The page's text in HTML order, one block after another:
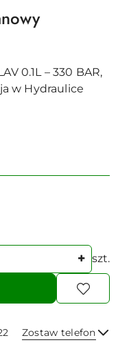
0.1L – 330 BAR,
w Hydraulice
szt.
Zostaw telefon